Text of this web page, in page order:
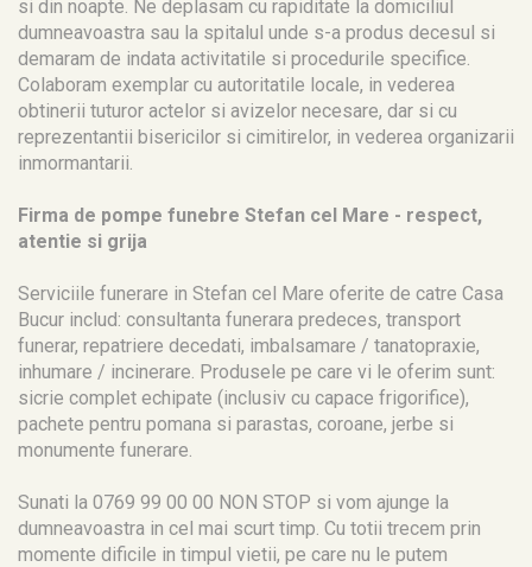
si din noapte. Ne deplasam cu rapiditate la domiciliul
dumneavoastra sau la spitalul unde s-a produs decesul si
demaram de indata activitatile si procedurile specifice.
Colaboram exemplar cu autoritatile locale, in vederea
obtinerii tuturor actelor si avizelor necesare, dar si cu
reprezentantii bisericilor si cimitirelor, in vederea organizarii
inmormantarii.
Firma de pompe funebre Stefan cel Mare - respect,
atentie si grija
Serviciile funerare in Stefan cel Mare oferite de catre Casa
Bucur includ: consultanta funerara predeces, transport
funerar, repatriere decedati, imbalsamare / tanatopraxie,
inhumare / incinerare. Produsele pe care vi le oferim sunt:
sicrie complet echipate (inclusiv cu capace frigorifice),
pachete pentru pomana si parastas, coroane, jerbe si
monumente funerare.
Sunati la 0769 99 00 00 NON STOP si vom ajunge la
dumneavoastra in cel mai scurt timp. Cu totii trecem prin
momente dificile in timpul vietii, pe care nu le putem